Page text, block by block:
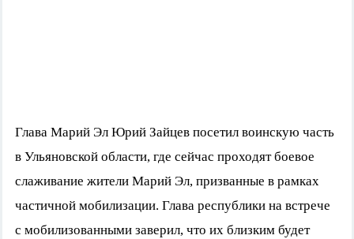
Глава Марий Эл Юрий Зайцев посетил воинскую часть
в Ульяновской области, где сейчас проходят боевое
слаживание жители Марий Эл, призванные в рамках
частичной мобилизации. Глава республики на встрече
с мобилизованными заверил, что их близким будет